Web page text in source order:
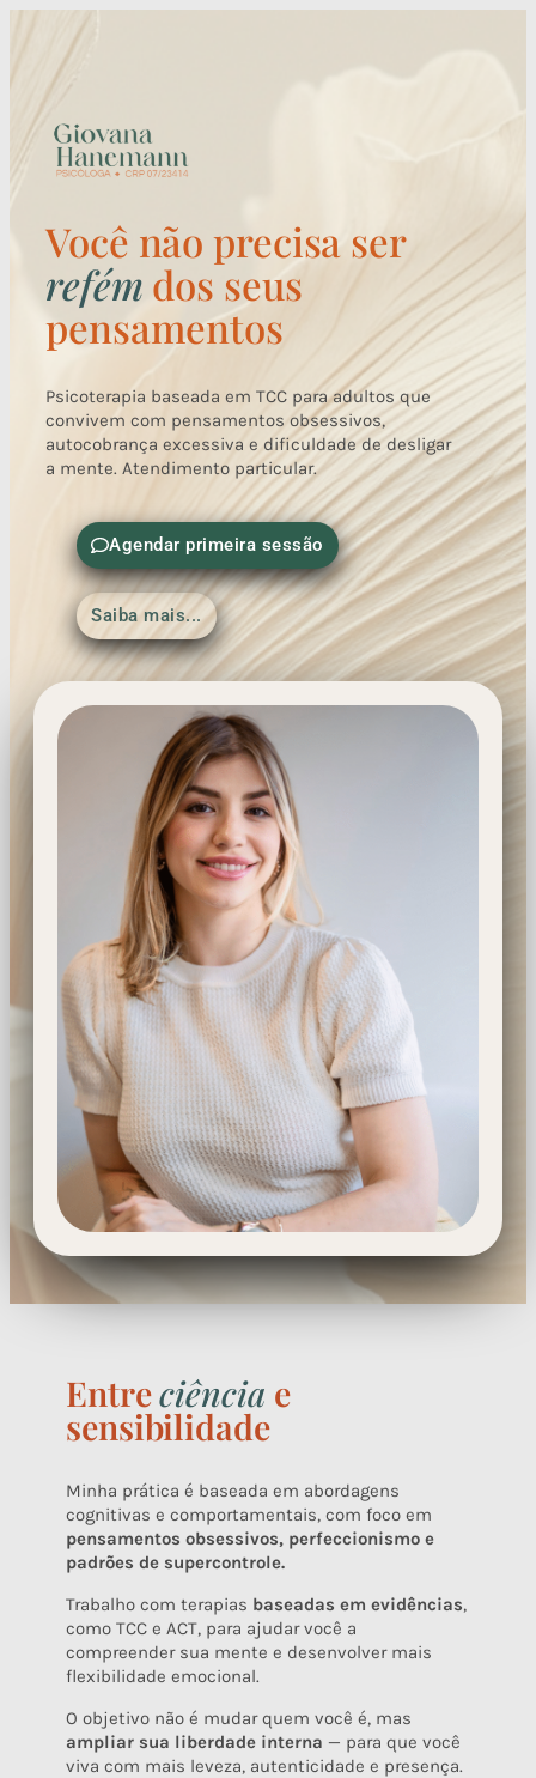
Você não precisa ser
refém dos seus
pensamentos
Psicoterapia baseada em TCC para adultos que
convivem com pensamentos obsessivos,
autocobrança excessiva e dificuldade de desligar
a mente. Atendimento particular.
Agendar primeira sessão
Saiba mais...
Entreciência e
sensibilidade
Minha prática é baseada em abordagens
cognitivas e comportamentais, com foco em
pensamentos obsessivos, perfeccionismo e
padrões de supercontrole.
Trabalho com terapias baseadas em evidências,
como TCC e ACT, para ajudar você a
compreender sua mente e desenvolver mais
flexibilidade emocional.
O objetivo não é mudar quem você é, mas
ampliar sua liberdade interna — para que você
viva com mais leveza, autenticidade e presença.